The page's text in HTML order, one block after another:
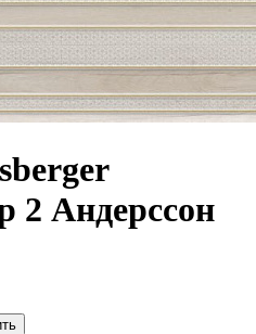
2 Андерссон